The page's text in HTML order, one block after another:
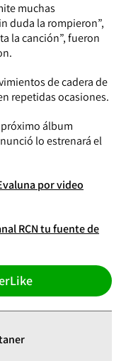
muchas
duda la rompieron”,
la canción”,fueron
de cadera de
repetidas ocasiones.
álbum
lo estrenará el
por video
RCN tu fuente de